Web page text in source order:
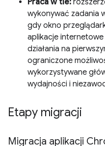
Praca w tle:
wykonywać zadania
gdy okno
aplikacje
działania na
ograniczone
wykorzystywane
wydajności i
Etapy migracji
Migracja aplikacji